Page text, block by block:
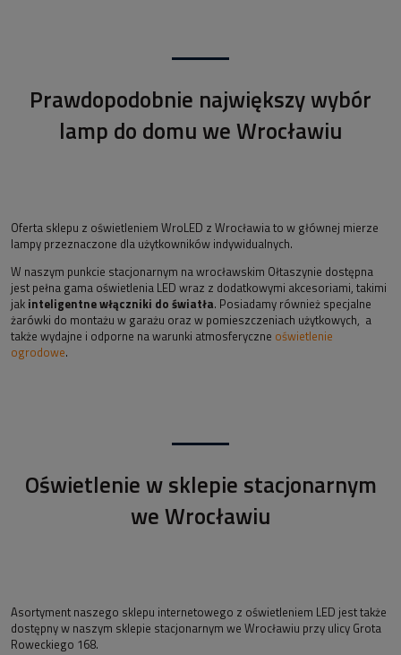
Prawdopodobnie największy wybór
lamp do domu we Wrocławiu
Oferta sklepu z oświetleniem WroLED z Wrocławia to w głównej mierze
lampy przeznaczone dla użytkowników indywidualnych.
W naszym punkcie stacjonarnym na wrocławskim Ołtaszynie dostępna
jest pełna gama oświetlenia LED wraz z dodatkowymi akcesoriami, takimi
jak inteligentne włączniki do światła. Posiadamy również specjalne
żarówki do montażu w garażu oraz w pomieszczeniach użytkowych, a
także wydajne i odporne na warunki atmosferyczne oświetlenie
ogrodowe.
Oświetlenie w sklepie stacjonarnym
we Wrocławiu
Asortyment naszego sklepu internetowego z oświetleniem LED jest także
dostępny w naszym sklepie stacjonarnym we Wrocławiu przy ulicy Grota
Roweckiego 168.